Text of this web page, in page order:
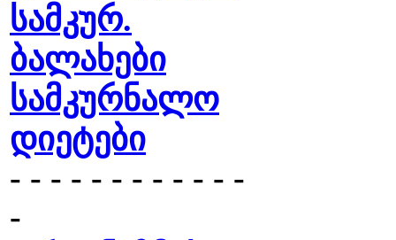
სამკურ.
ბალახები
სამკურნალო
დიეტები
- - - - - - - - - - - -
-